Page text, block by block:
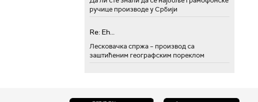
ручице производе у Србији
Re: Eh...
Лесковачка спржа – производ са
заштићеним географским пореклом